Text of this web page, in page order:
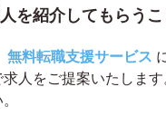
を紹介してもらう
無料転職支援サービス
求人をご提案いたしま